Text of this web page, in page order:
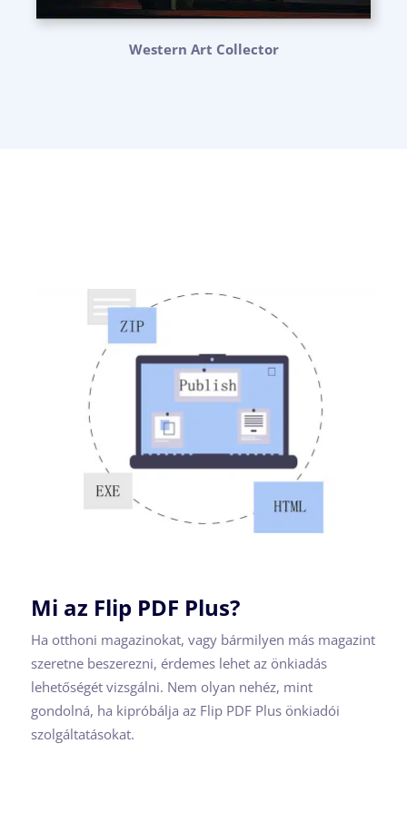
Western Art Collector
Mi az Flip PDF Plus?
Ha otthoni magazinokat, vagy bármilyen más magazint
szeretne beszerezni, érdemes lehet az önkiadás
lehetőségét vizsgálni. Nem olyan nehéz, mint
gondolná, ha kipróbálja az Flip PDF Plus önkiadói
szolgáltatásokat.